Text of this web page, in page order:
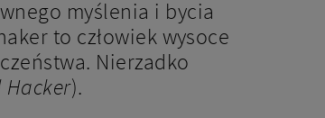
myślenia i bycia
to człowiek wysoce
Nierzadko
Hacker).